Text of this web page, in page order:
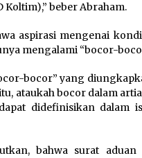
Koltim),” beber Abraham.
aspirasi mengenai
mengalami “bocor-
bocor” yang
ataukah bocor dalam
didefinisikan dalam
bahwa surat